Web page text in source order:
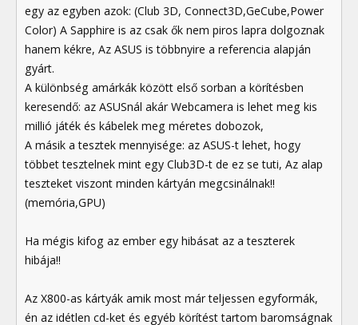
egy az egyben azok: (Club 3D, Connect3D,GeCube,Power
Color) A Sapphire is az csak ők nem piros lapra dolgoznak
hanem kékre, Az ASUS is többnyire a referencia alapján
gyárt.
A különbség amárkák között első sorban a körítésben
keresendő: az ASUSnál akár Webcamera is lehet meg kis
millió játék és kábelek meg méretes dobozok,
A másik a tesztek mennyisége: az ASUS-t lehet, hogy
többet tesztelnek mint egy Club3D-t de ez se tuti, Az alap
teszteket viszont minden kártyán megcsinálnak!!
(memória,GPU)
Ha mégis kifog az ember egy hibásat az a teszterek
hibája!!
Az X800-as kártyák amik most már teljessen egyformák,
én az idétlen cd-ket és egyéb körítést tartom baromságnak